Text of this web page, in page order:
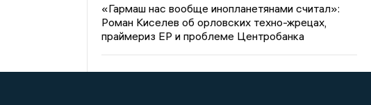
«Гармаш нас вообще инопланетянами считал»:
Роман Киселев об орловских техно-жрецах,
праймериз ЕР и проблеме Центробанка